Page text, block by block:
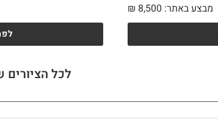
מבצע באתר:
₪ 8,500
לכל